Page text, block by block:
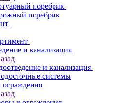
поребрик
поребрик
и канализация
и канализация
системы
ограждения